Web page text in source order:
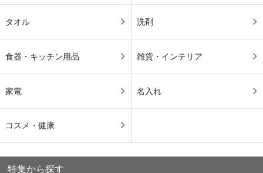
タオル 洗剤
食器・キッチン用品 雑貨・インテリア
家電 名入れ
コスメ・健康
特集から探す